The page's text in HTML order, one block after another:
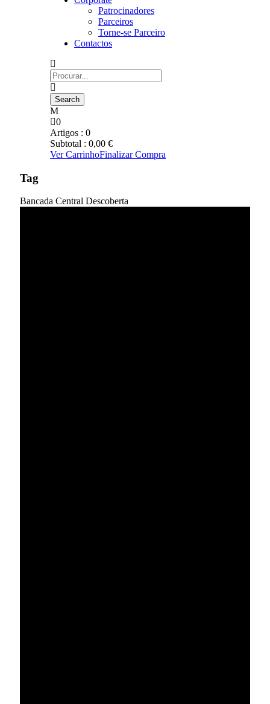
Patrocinadores
Parceiros
Torne-se Parceiro
Contactos
0
Artigos : 0
Subtotal : 0,00 €
Ver CarrinhoFinalizar Compra
Tag
Bancada Central Descoberta